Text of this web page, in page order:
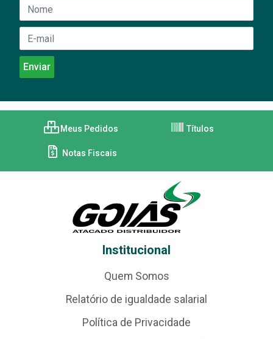
Meus Pedidos Títulos
Notas Fiscais
Institucional
Quem Somos
Relatório de igualdade salarial
Política de Privacidade